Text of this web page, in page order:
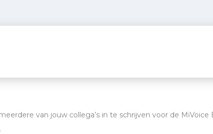
van jouw collega’s in te schrijven voor de MiVoice